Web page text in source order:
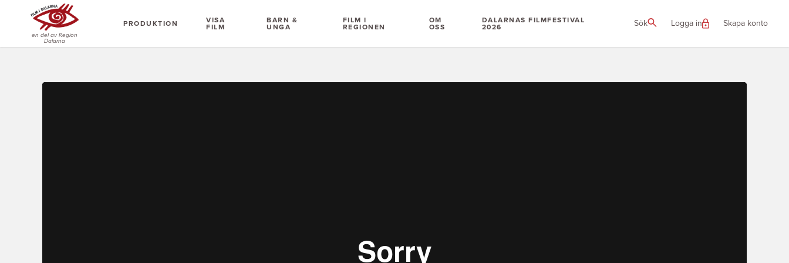
en del av Region
Dalarna
PRODUKTION
VISA
FILM
BARN &
UNGA
FILM I
REGIONEN
OM
OSS
DALARNAS FILMFESTIVAL
2026
Sök Logga in Skapa konto